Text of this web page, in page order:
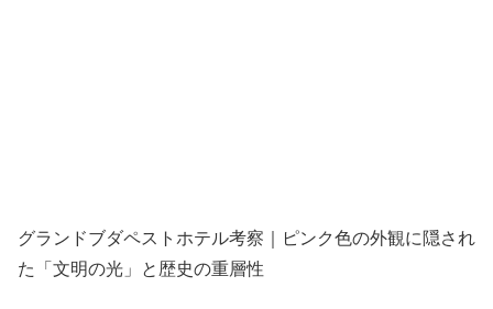
グランドブダペストホテル考察｜ピンク色の外観に隠され
た「文明の光」と歴史の重層性